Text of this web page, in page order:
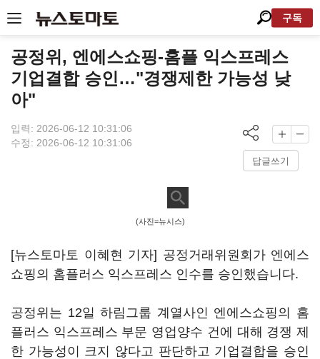
구독
공정위, 엔에스쇼핑-홈플 익스프레스
기업결합 승인…"경쟁제한 가능성 낮
아"
입력: 2026-06-12 10:31:06
수정: 2026-06-12 10:31:06
답글쓰기
(사진=뉴시스)
[뉴스토마토 이혜현 기자] 공정거래위원회가 엔에스
쇼핑의 홈플러스 익스프레스 인수를 승인했습니다.
공정위는 12일 하림그룹 계열사인 엔에스쇼핑의 홈
플러스 익스프레스 부문 영업양수 건에 대해 경쟁 제
한 가능성이 크지 않다고 판단하고 기업결합을 승인